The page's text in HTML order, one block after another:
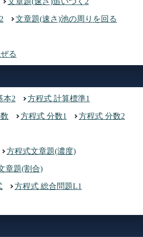
文章題(速さ)池の周りを回る
る
本2 方程式 計算標準1
方程式 分数1 方程式 分数2
方程式文章題(濃度)
章題(割合)
方程式 総合問題L1